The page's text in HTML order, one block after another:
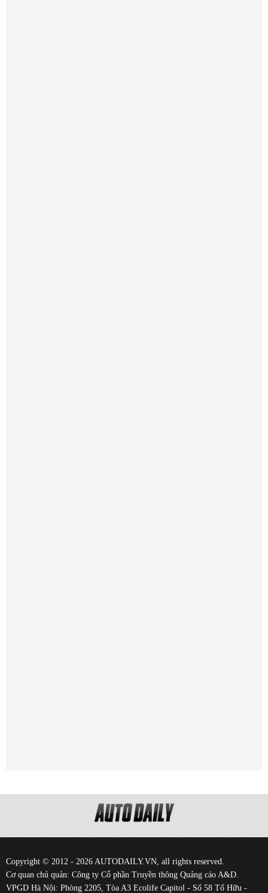
Copyright © 2012 - 2026 AUTODAILY.VN, all rights reserved.
Cơ quan chủ quản: Công ty Cổ phần Truyền thông Quảng cáo A&D.
VPGD Hà Nội: Phòng 2205, Tòa A3 Ecolife Capitol - Số 58 Tố Hữu -